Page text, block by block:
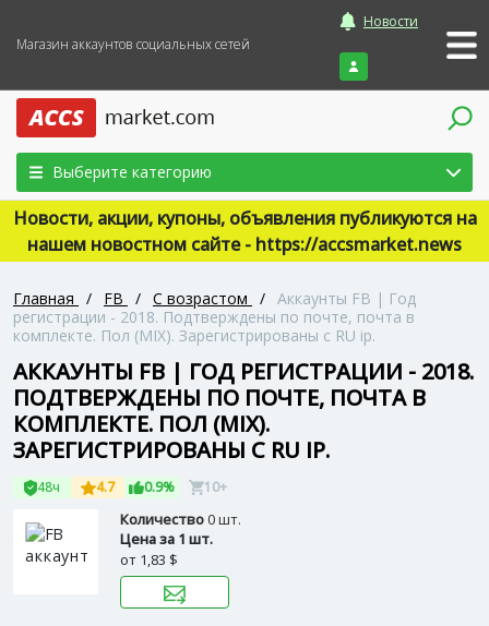
Магазин аккаунтов социальных сетей
Новости
Войти
Выберите категорию
Новости, акции, купоны, объявления публикуются на
нашем новостном сайте - https://accsmarket.news
Главная / FB / С возрастом / Аккаунты FB | Год
регистрации - 2018. Подтверждены по почте, почта в
комплекте. Пол (MIX). Зарегистрированы с RU ip.
АККАУНТЫ FB | ГОД РЕГИСТРАЦИИ - 2018.
ПОДТВЕРЖДЕНЫ ПО ПОЧТЕ, ПОЧТА В
КОМПЛЕКТЕ. ПОЛ (MIX).
ЗАРЕГИСТРИРОВАНЫ С RU IP.
48ч 4.7 0.9% 10+
Количество0 шт.
Цена за 1 шт.
от 1,83 $